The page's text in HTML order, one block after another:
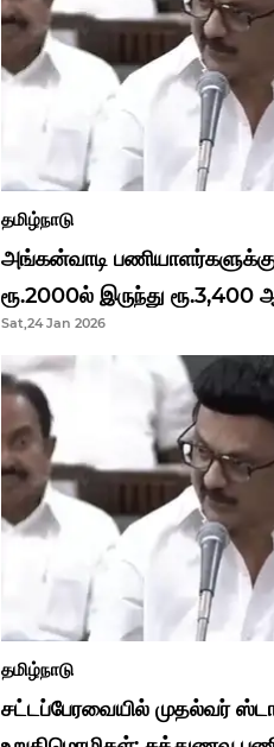
தமிழ்நாடு
அங்கன்வாடி
ரூ.2000ல் இருந்து ரூ.3,400
முதல்வர் மு.க.ஸ்டாலின்..!
Sat,24 Jan 2026
தமிழ்நாடு
சட்டப்பேரவையில் முதல்வர்